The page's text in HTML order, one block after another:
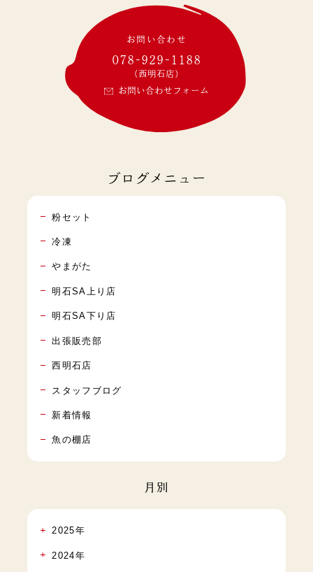
お問い合わせ
078-929-1188
(西明石店)
お問い合わせフォーム
ブログメニュー
粉セット
冷凍
やまがた
明石SA上り店
明石SA下り店
出張販売部
西明石店
スタッフブログ
新着情報
魚の棚店
月別
2025年
2024年